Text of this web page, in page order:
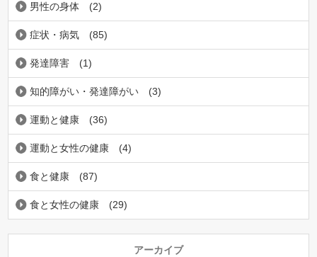
男性の身体 (2)
症状・病気 (85)
発達障害 (1)
知的障がい・発達障がい (3)
運動と健康 (36)
運動と女性の健康 (4)
食と健康 (87)
食と女性の健康 (29)
アーカイブ